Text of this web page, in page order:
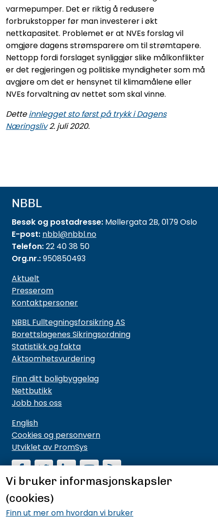
varmepumper. Det er riktig å redusere
forbrukstopper før man investerer i økt
nettkapasitet. Problemet er at NVEs forslag vil
omgjøre dagens strømsparere om til strømtapere.
Nettopp fordi forslaget synliggjør slike målkonflikter
er det regjeringen og politiske myndigheter som må
avgjøre om det er hensynet til klimamålene eller
NVEs forvaltning av nettet som skal vinne.
Detteinnlegget sto først på trykk i Dagens
Næringsliv2. juli 2020.
NBBL
Besøk og postadresse: Møllergata 2B, 0179 Oslo
E-post: nbbl@nbbl.no
Telefon:22 40 38 50
Org.nr.:950850493
Aktuelt
Presserom
Kontaktpersoner
NBBL Fulltegningsforsikring AS
Borettslagenes Sikringsordning
Statistikk og fakta
Aktsomhetsvurdering
Finn ditt boligbyggelag
Nettbutikk
Jobb hos oss
English
Cookies og personvern
Utviklet av PromSys
Motta nyhetsbrev fra NBBL
Hold deg oppdatert på hva vi driver med og hva vi
Vi bruker informasjonskapsler
(cookies)
Finn ut mer om hvordan vi bruker